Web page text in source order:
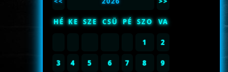
HÉ KE SZE CSÜ PÉ SZO VA
1 2
3 4 5 6 7 8 9